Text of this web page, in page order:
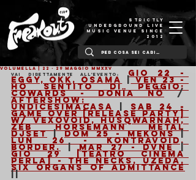
STRICTLY
UNDERGROUND LIVE
MUSIC VENUE SINCE
2012
VOLUMELLA | 22 - 29 Maggio MMXXV
Vai direttamente all'evento:
Gio 22 -
Eggy, Okk, Osama | Ven 23 -
Ho Sentito Di Peggio:
Cowards - Donïa Nö /
Aftershow:
Undicesimacasa Sab 24 -
Game Over [Release Party]
w/ Vexovoid, HusqwarnaH,
Zeb Horsemann Metal
Djset | Dom 25 - Mekons |
Lun 26 - Kontravoid,
Border. | Mar 27 - DVNE |
Gio 29 [Teatro Cinema
Perla] - The Necks, Uzeda,
Six Organs Of Admittance
||